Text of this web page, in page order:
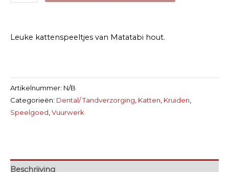
Kattenspeeltjes
Leuke kattenspeeltjes van Matatabi hout.
Artikelnummer: N/B
Categorieën: Dental/ Tandverzorging Katten Kruiden
Speelgoed Vuurwerk
Beschrijving